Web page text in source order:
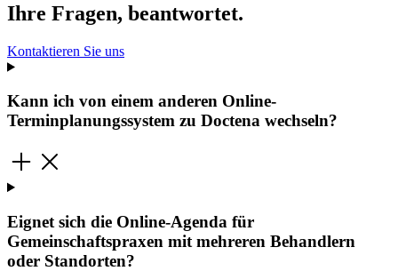
Ihre Fragen, beantwortet.
Kontaktieren Sie uns
Kann ich von einem anderen Online-
Terminplanungssystem zu Doctena wechseln?
Eignet sich die Online-Agenda für
Gemeinschaftspraxen mit mehreren Behandlern
oder Standorten?